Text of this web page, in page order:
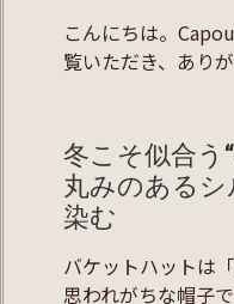
こんにちは。
覧いただき、あり
冬こそ似合う
丸みのある
染む
バケットハットは
思われがちな帽子で